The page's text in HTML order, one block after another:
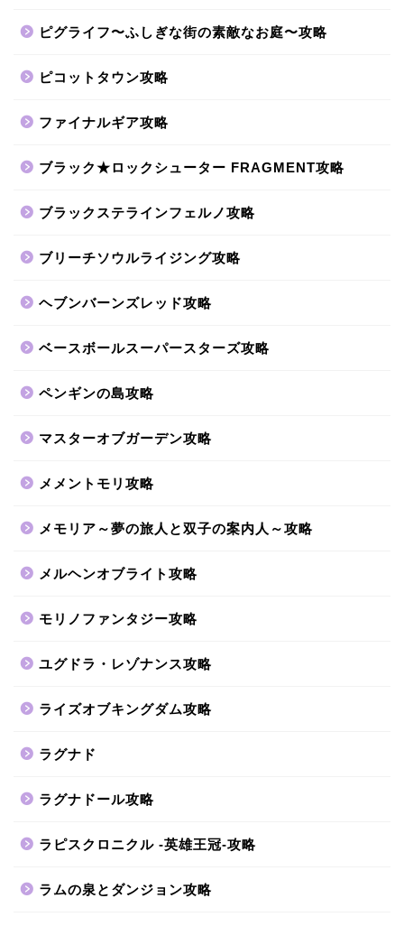
ピグライフ〜ふしぎな街の素敵なお庭〜攻略
ピコットタウン攻略
ファイナルギア攻略
ブラック★ロックシューター FRAGMENT攻略
ブラックステラインフェルノ攻略
ブリーチソウルライジング攻略
ヘブンバーンズレッド攻略
ベースボールスーパースターズ攻略
ペンギンの島攻略
マスターオブガーデン攻略
メメントモリ攻略
メモリア～夢の旅人と双子の案内人～攻略
メルヘンオブライト攻略
モリノファンタジー攻略
ユグドラ・レゾナンス攻略
ライズオブキングダム攻略
ラグナド
ラグナドール攻略
ラピスクロニクル -英雄王冠-攻略
ラムの泉とダンジョン攻略